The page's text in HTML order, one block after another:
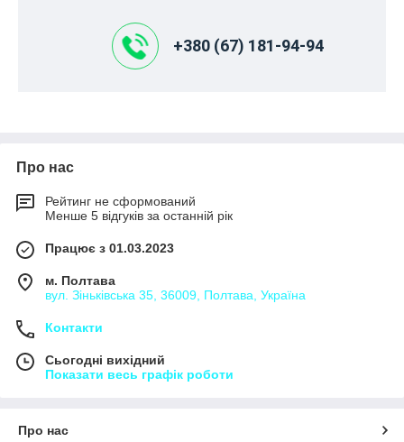
+380 (67) 181-94-94
Про нас
Рейтинг не сформований
Менше 5 відгуків за останній рік
Працює з 01.03.2023
м. Полтава
вул. Зіньківська 35, 36009, Полтава, Україна
Контакти
Сьогодні вихідний
Показати весь графік роботи
Про нас